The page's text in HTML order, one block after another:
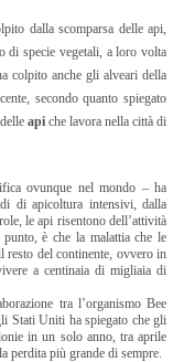
dalla scomparsa delle api,
di specie vegetali, a loro volta
colpito anche gli alveari della
secondo quanto spiegato
api che lavora nella città di
ovunque nel mondo – ha
di apicoltura intensivi, dalla
le api risentono dell’attività
è che la malattia che le
resto del continente, ovvero in
a centinaia di migliaia di
tra l’organismo Bee
Stati Uniti ha spiegato che gli
in un solo anno, tra aprile
perdita più grande di sempre.